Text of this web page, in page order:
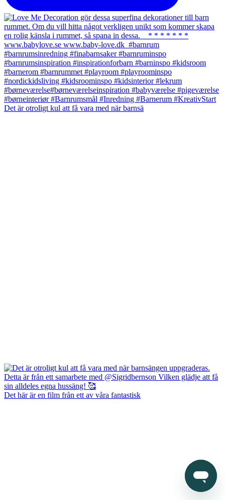
Det är otroligt kul att få vara med när barnsä
Det här är en film från ett av våra fantastisk